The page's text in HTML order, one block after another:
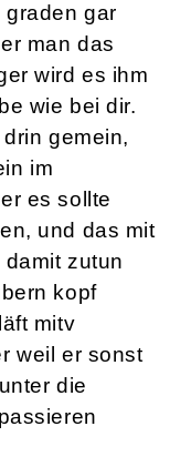
graden gar
man das
wird es ihm
wie bei dir.
gemein,
im
es sollte
und das mit
zutun
kopf
mitv
weil er sonst
die